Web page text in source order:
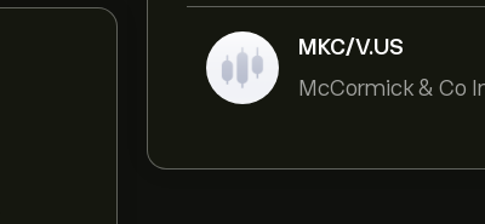
MKC/V.US
McCormick & Co